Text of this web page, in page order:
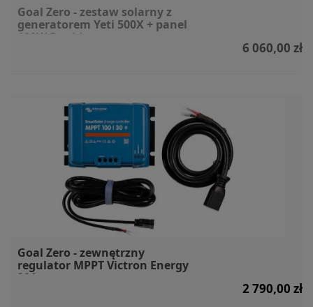
Goal Zero - zestaw solarny z
generatorem Yeti 500X + panel
100W Boulder
6 060,00 zł
Goal Zero - zewnętrzny
regulator MPPT Victron Energy
30A
2 790,00 zł